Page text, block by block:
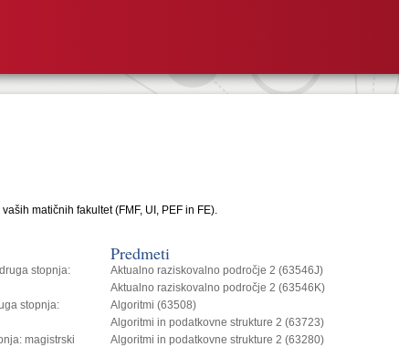
matičnih fakultet (FMF, UI, PEF in FE).
stopnja:
stopnja:
magistrski
Predmeti
Aktualno raziskovalno področje 2 (63546J)
Aktualno raziskovalno področje 2 (63546K)
Algoritmi (63508)
Algoritmi in podatkovne strukture 2 (63723)
Algoritmi in podatkovne strukture 2 (63280)